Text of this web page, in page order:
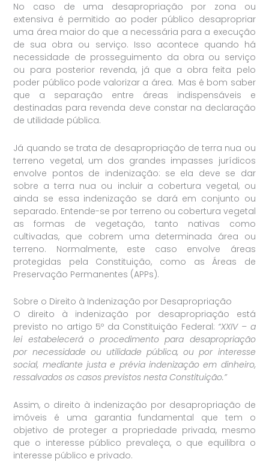
No caso de uma desapropriação por zona ou
extensiva é permitido ao poder público desapropriar
uma área maior do que a necessária para a execução
de sua obra ou serviço. Isso acontece quando há
necessidade de prosseguimento da obra ou serviço
ou para posterior revenda, já que a obra feita pelo
poder público pode valorizar a área. Mas é bom saber
que a separação entre áreas indispensáveis e
destinadas para revenda deve constar na declaração
de utilidade pública.
Já quando se trata de desapropriação de terra nua ou
terreno vegetal, um dos grandes impasses jurídicos
envolve pontos de indenização: se ela deve se dar
sobre a terra nua ou incluir a cobertura vegetal, ou
ainda se essa indenização se dará em conjunto ou
separado. Entende-se por terreno ou cobertura vegetal
as formas de vegetação, tanto nativas como
cultivadas, que cobrem uma determinada área ou
terreno. Normalmente, este caso envolve áreas
protegidas pela Constituição, como as Áreas de
Preservação Permanentes (APPs).
Sobre o Direito à Indenização por Desapropriação
O direito à indenização por desapropriação está
previsto no artigo 5º da Constituição Federal: “XXIV – a
lei estabelecerá o procedimento para desapropriação
por necessidade ou utilidade pública, ou por interesse
social, mediante justa e prévia indenização em dinheiro,
ressalvados os casos previstos nesta Constituição.”
Assim, o direito à indenização por desapropriação de
imóveis é uma garantia fundamental que tem o
objetivo de proteger a propriedade privada, mesmo
que o interesse público prevaleça, o que equilibra o
interesse público e privado.